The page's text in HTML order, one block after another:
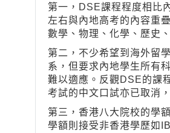
第一，DSE課程程度相比
左右與內地高考的內容重
數學、物理、化學、歷史
第二，不少希望到海外留
系，但要求內地學生所有
難以適應。反觀DSE的課
考試的中文口試亦已取消
第三，香港八大院校的學
學額則接受非香港學歷如